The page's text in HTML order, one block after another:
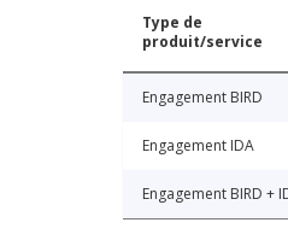
Type de
produit/service
Engagement BIRD
Engagement IDA
Engagement BIRD +